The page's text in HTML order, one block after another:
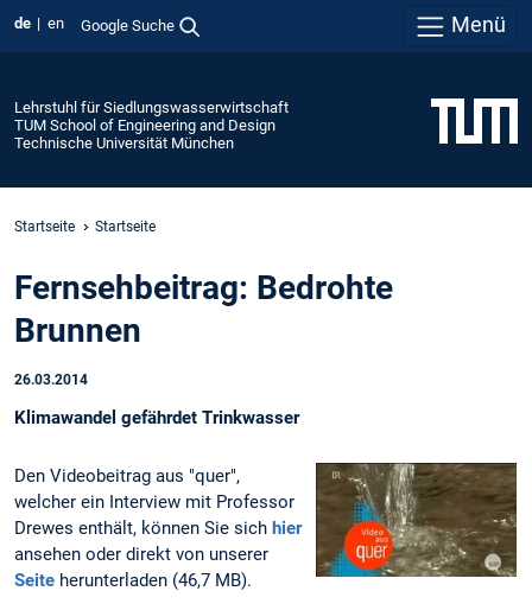
de en Google Suche Menü
Lehrstuhl für Siedlungswasserwirtschaft
TUM School of Engineering and Design
Technische Universität München
Startseite Startseite
Fernsehbeitrag: Bedrohte
Brunnen
26.03.2014
Klimawandel gefährdet Trinkwasser
Den Videobeitrag aus "quer",
welcher ein Interview mit Professor
Drewes enthält, können Sie sich hier
ansehen oder direkt von unserer
Seite herunterladen (46,7 MB).